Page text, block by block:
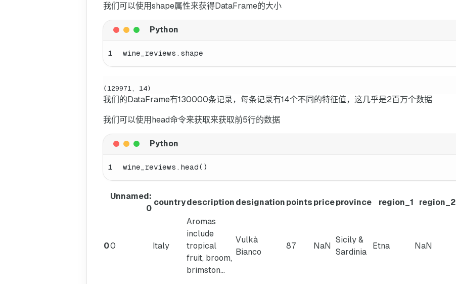
我们可以使用shape属性来获得DataFrame的大小
1 wine_reviews.shape
(129971, 14)
我们的DataFrame有130000条记录，每条记录有14个不同的特征值，这几乎是2百万个数据
我们可以使用head命令来获取来获取前5行的数据
1 wine_reviews.head()
Unnamed:
0
countrydescription designation points priceprovince region_1 region_2
00 Italy
Aromas
include
tropical
fruit, broom,
brimston...
Vulkà
Bianco
87 NaN
Sicily &
Sardinia
Etna NaN